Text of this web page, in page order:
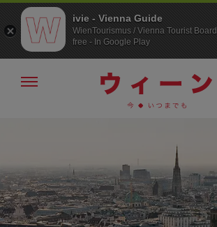
へ
ジ
の
ト
ッ
メ
非
表
示
ivie - Vienna Guide
WienTourismus / Vienna Tourist Board
free - In Google Play